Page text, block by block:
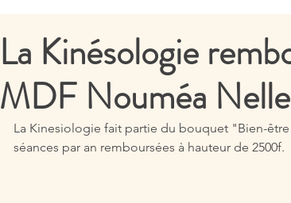
La Kinésologie
MDF Nouméa
La Kinesiologie fait partie du bouquet "Bien-
séances par an remboursées à hauteur de 2500f.